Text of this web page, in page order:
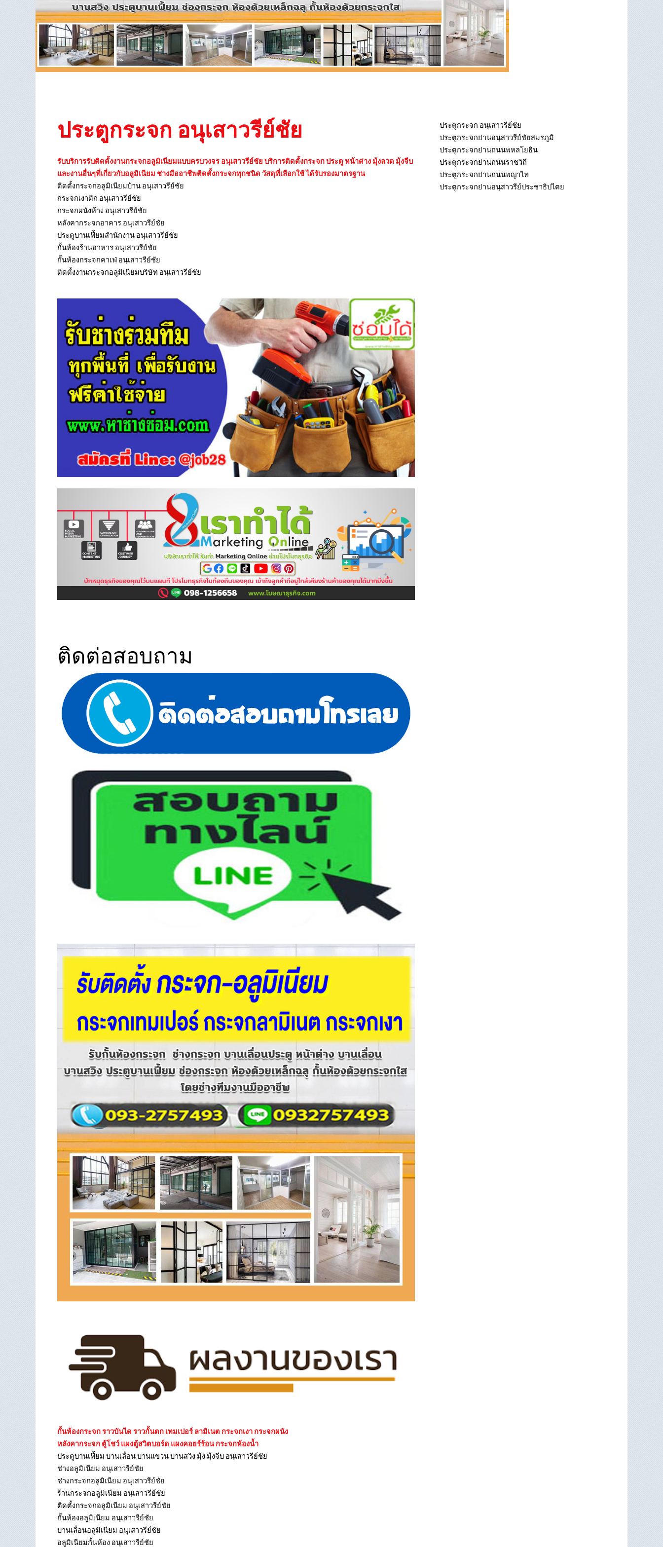
ประตูกระจก อนุเสาวรีย์ชัย
รับบริการรับติดตั้งงานกระจกอลูมิเนียมแบบครบวงจร อนุเสาวรีย์ชัย บริการติดตั้งกระจก ประตู หน้าต่าง มุ้งลวด มุ้งจีบ
และงานอื่นๆที่เกี่ยวกับอลูมิเนียม ช่างมืออาชีพติดตั้งกระจกทุกชนิด วัสดุที่เลือกใช้ ได้รับรองมาตรฐาน
ติดตั้งกระจกอลูมิเนียมบ้าน อนุเสาวรีย์ชัย
กระจกเงาตึก อนุเสาวรีย์ชัย
กระจกผนังห้าง อนุเสาวรีย์ชัย
หลังคากระจกอาคาร อนุเสาวรีย์ชัย
ประตูบานเฟี้ยมสำนักงาน อนุเสาวรีย์ชัย
กั้นห้องร้านอาหาร อนุเสาวรีย์ชัย
กั้นห้องกระจกคาเฟ่ อนุเสาวรีย์ชัย
ติดตั้งงานกระจกอลูมิเนียมบริษัท อนุเสาวรีย์ชัย
ติดต่อสอบถาม
กั้นห้องกระจก ราวบันได ราวกั้นตก เทมเปอร์ ลามิเนต กระจกเงา กระจกผนัง
หลังคากระจก ตู้โชว์ แผงตู้สวิตบอร์ด แผงคอยร์ร้อน กระจกห้องน้ำ
ประตูบานเฟี้ยม บานเลื่อน บานแขวน บานสวิง มุ้ง มุ้งจีบ อนุเสาวรีย์ชัย
ช่างอลูมิเนียม อนุเสาวรีย์ชัย
ช่างกระจกอลูมิเนียม อนุเสาวรีย์ชัย
ร้านกระจกอลูมิเนียม อนุเสาวรีย์ชัย
ติดตั้งกระจกอลูมิเนียม อนุเสาวรีย์ชัย
กั้นห้องอลูมิเนียม อนุเสาวรีย์ชัย
บานเลื่อนอลูมิเนียม อนุเสาวรีย์ชัย
อลูมิเนียมกั้นห้อง อนุเสาวรีย์ชัย
ประตูกระจก อนุเสาวรีย์ชัย
ประตูกระจกย่านอนุสาวรีย์ชัยสมรภูมิ
ประตูกระจกย่านถนนพหลโยธิน
ประตูกระจกย่านถนนราชวิถี
ประตูกระจกย่านถนนพญาไท
ประตูกระจกย่านอนุสาวรีย์ประชาธิปไตย